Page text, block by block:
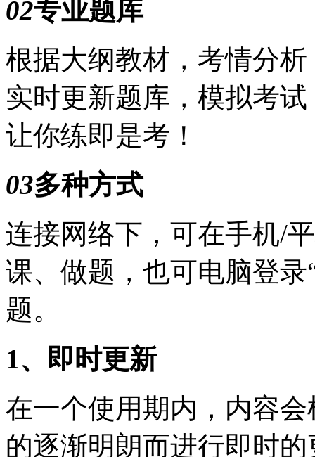
02专业题库
根据大纲教材，考情分析
实时更新题库，模拟考试
让你练即是考！
03多种方式
连接网络下，可在手机/
课、做题，也可电脑登
题。
1、即时更新
在一个使用期内，内容
的逐渐明朗而进行即时